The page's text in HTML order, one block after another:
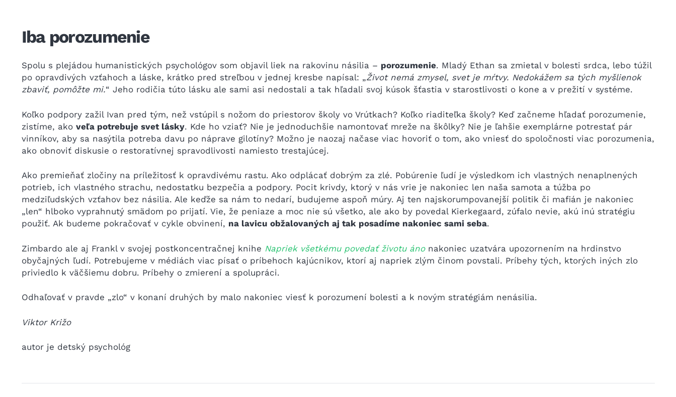
Iba porozumenie
Spolu s plejádou humanistických psychológov som objavil liek na rakovinu násilia – porozumenie. Mladý Ethan sa zmietal v bolesti srdca, lebo túžil
po opravdivých vzťahoch a láske, krátko pred streľbou v jednej kresbe napísal: „Život nemá zmysel, svet je mŕtvy. Nedokážem sa tých myšlienok
zbaviť, pomôžte mi.“ Jeho rodičia túto lásku ale sami asi nedostali a tak hľadali svoj kúsok šťastia v starostlivosti o kone a v prežití v systéme.
Koľko podpory zažil Ivan pred tým, než vstúpil s nožom do priestorov školy vo Vrútkach? Koľko riaditeľka školy? Keď začneme hľadať porozumenie,
zistíme, ako veľa potrebuje svet lásky. Kde ho vziať? Nie je jednoduchšie namontovať mreže na škôlky? Nie je ľahšie exemplárne potrestať pár
vinníkov, aby sa nasýtila potreba davu po náprave gilotíny? Možno je naozaj načase viac hovoriť o tom, ako vniesť do spoločnosti viac porozumenia,
ako obnoviť diskusie o restoratívnej spravodlivosti namiesto trestajúcej.
Ako premieňať zločiny na príležitosť k opravdivému rastu. Ako odplácať dobrým za zlé. Pobúrenie ľudí je výsledkom ich vlastných nenaplnených
potrieb, ich vlastného strachu, nedostatku bezpečia a podpory. Pocit krivdy, ktorý v nás vrie je nakoniec len naša samota a túžba po
medziľudských vzťahov bez násilia. Ale keďže sa nám to nedarí, budujeme aspoň múry. Aj ten najskorumpovanejší politik či mafián je nakoniec
„len“ hlboko vyprahnutý smädom po prijatí. Vie, že peniaze a moc nie sú všetko, ale ako by povedal Kierkegaard, zúfalo nevie, akú inú stratégiu
použiť. Ak budeme pokračovať v cykle obvinení, na lavicu obžalovaných aj tak posadíme nakoniec sami seba.
Zimbardo ale aj Frankl v svojej postkoncentračnej knihe Napriek všetkému povedať životu áno nakoniec uzatvára upozornením na hrdinstvo
obyčajných ľudí. Potrebujeme v médiách viac písať o príbehoch kajúcnikov, ktorí aj napriek zlým činom povstali. Príbehy tých, ktorých iných zlo
priviedlo k väčšiemu dobru. Príbehy o zmierení a spolupráci.
Odhaľovať v pravde „zlo“ v konaní druhých by malo nakoniec viesť k porozumení bolesti a k novým stratégiám nenásilia.
Viktor Križo
autor je detský psychológ